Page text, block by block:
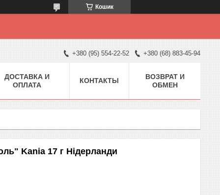
Кошик
+380 (95) 554-22-52 +380 (68) 883-45-94
ДОСТАВКА И
ОПЛАТА
КОНТАКТЫ
ВОЗВРАТ И
ОБМЕН
Kania 17 г Нідерланди